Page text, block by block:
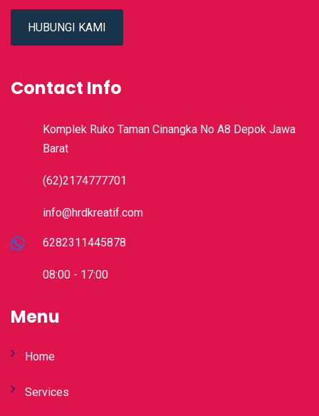
HUBUNGI KAMI
Contact Info
Komplek Ruko Taman Cinangka No A8 Depok Jawa
Barat
(62)2174777701
info@hrdkreatif.com
6282311445878
08:00 - 17:00
Menu
Home
Services